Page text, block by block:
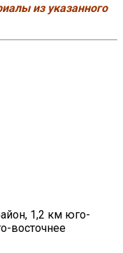
из указанного
1,2 км юго-
восточнее